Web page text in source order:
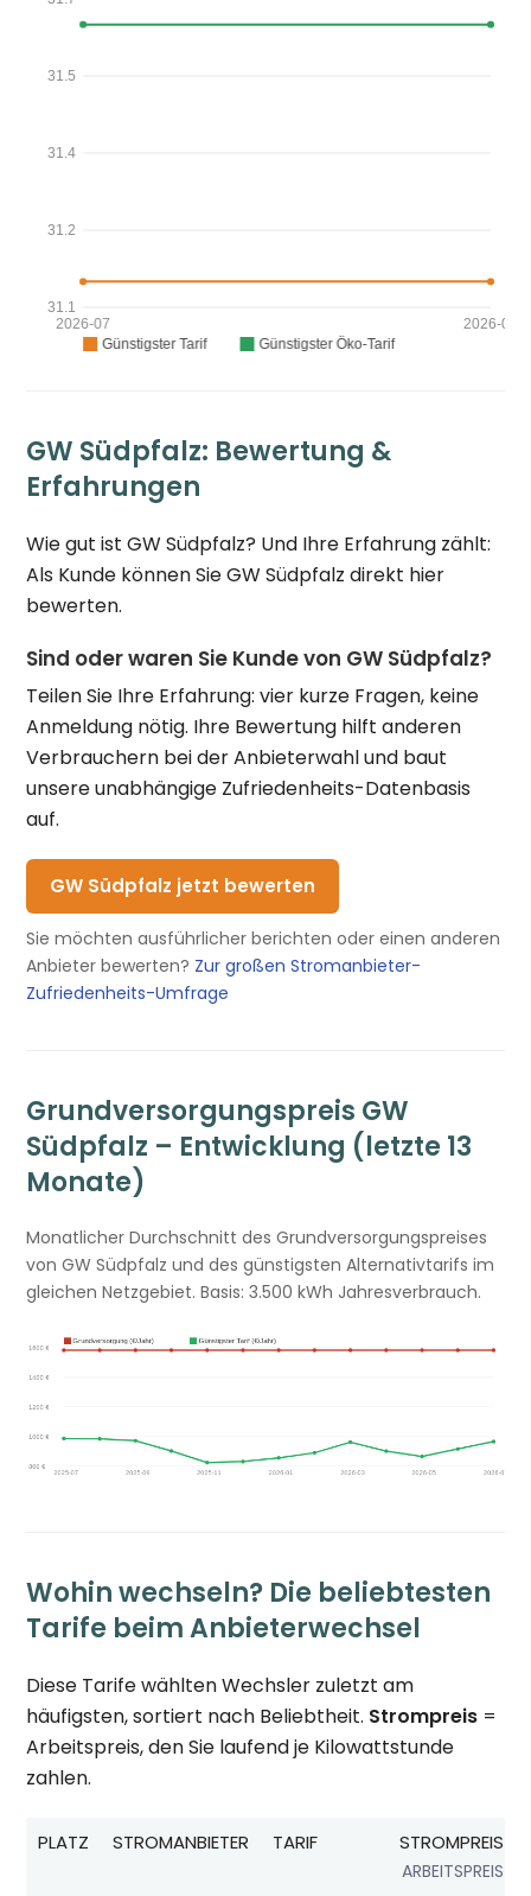
GW Südpfalz: Bewertung &
Erfahrungen
Wie gut ist GW Südpfalz? Und Ihre Erfahrung zählt:
Als Kunde können Sie GW Südpfalz direkt hier
bewerten.
Sind oder waren Sie Kunde von GW Südpfalz?
Teilen Sie Ihre Erfahrung: vier kurze Fragen, keine
Anmeldung nötig. Ihre Bewertung hilft anderen
Verbrauchern bei der Anbieterwahl und baut
unsere unabhängige Zufriedenheits-Datenbasis
auf.
GW Südpfalz jetzt bewerten
Sie möchten ausführlicher berichten oder einen anderen
Anbieter bewerten? Zur großen Stromanbieter-
Zufriedenheits-Umfrage
Grundversorgungspreis GW
Südpfalz – Entwicklung (letzte 13
Monate)
Monatlicher Durchschnitt des Grundversorgungspreises
von GW Südpfalz und des günstigsten Alternativtarifs im
gleichen Netzgebiet. Basis: 3.500 kWh Jahresverbrauch.
Wohin wechseln? Die beliebtesten
Tarife beim Anbieterwechsel
Diese Tarife wählten Wechsler zuletzt am
häufigsten, sortiert nach Beliebtheit. Strompreis =
Arbeitspreis, den Sie laufend je Kilowattstunde
zahlen.
PLATZ STROMANBIETER TARIF STROMPREIS
ARBEITSPREIS